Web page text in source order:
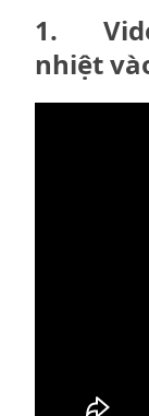
1.
nhiệt